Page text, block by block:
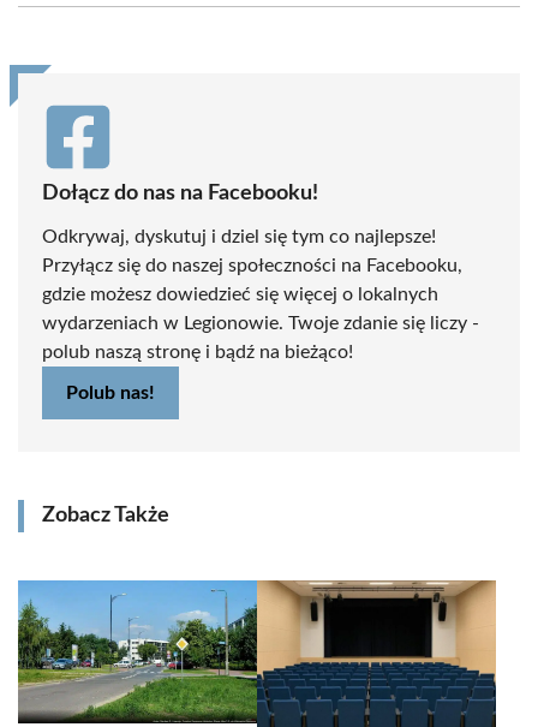
(Twitter)
Dołącz do nas na Facebooku!
Odkrywaj, dyskutuj i dziel się tym co najlepsze!
Przyłącz się do naszej społeczności na Facebooku,
gdzie możesz dowiedzieć się więcej o lokalnych
wydarzeniach w Legionowie. Twoje zdanie się liczy -
polub naszą stronę i bądź na bieżąco!
Polub nas!
Zobacz Także